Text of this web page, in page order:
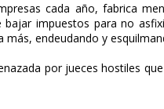
cada año, fabrica
impuestos para no
endeudando y
por jueces hostiles